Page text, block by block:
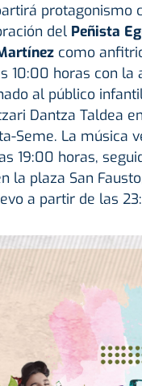
protagonismo
del Peñista
como
10:00 horas con la
al público
Dantza Taldea
Seme. La música
19:00 horas,
la plaza San
a partir de las